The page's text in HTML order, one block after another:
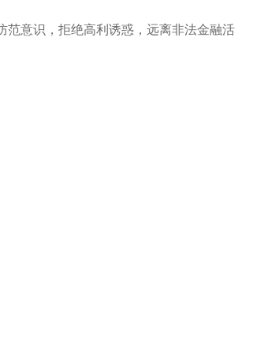
意识，拒绝高利诱惑，远离非法金融活